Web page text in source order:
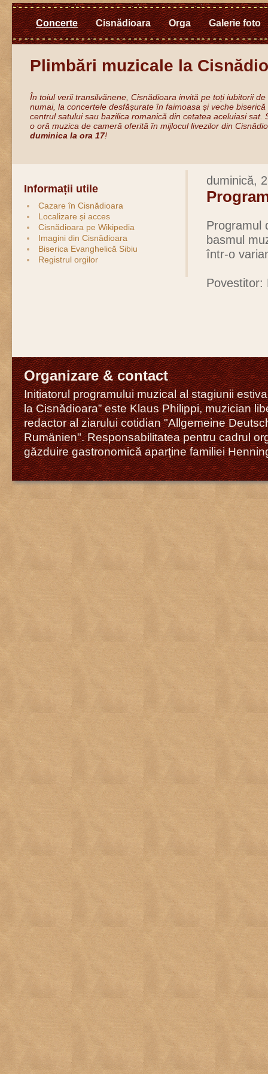
Concerte Cisnădioara Orga Galerie foto
Plimbări muzicale la
În toiul verii transilvănene, Cisnădioara invită pe toți iubitorii
numai, la concertele desfășurate în faimoasa și veche
centrul satului sau bazilica romanică din cetatea aceluiasi sat.
o oră muzica de cameră oferită în mijlocul livezilor din
duminica la ora 17!
duminică,
Programul
basmul
într-o
Povestitor:
Informații utile
Cazare în Cisnădioara
Localizare și acces
Cisnădioara pe Wikipedia
Imagini din Cisnădioara
Biserica Evanghelică Sibiu
Registrul orgilor
Organizare & contact
Inițiatorul programului muzical al stagiunii
la Cisnădioara” este Klaus Philippi, muzician
redactor al ziarului cotidian "Allgemeine
Rumänien". Responsabilitatea pentru cadrul
găzduire gastronomică aparține familiei